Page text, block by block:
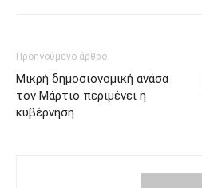
Προηγούμενο άρθρο
Μικρή δημοσιονομική ανάσα
τον Μάρτιο περιμένει η
κυβέρνηση